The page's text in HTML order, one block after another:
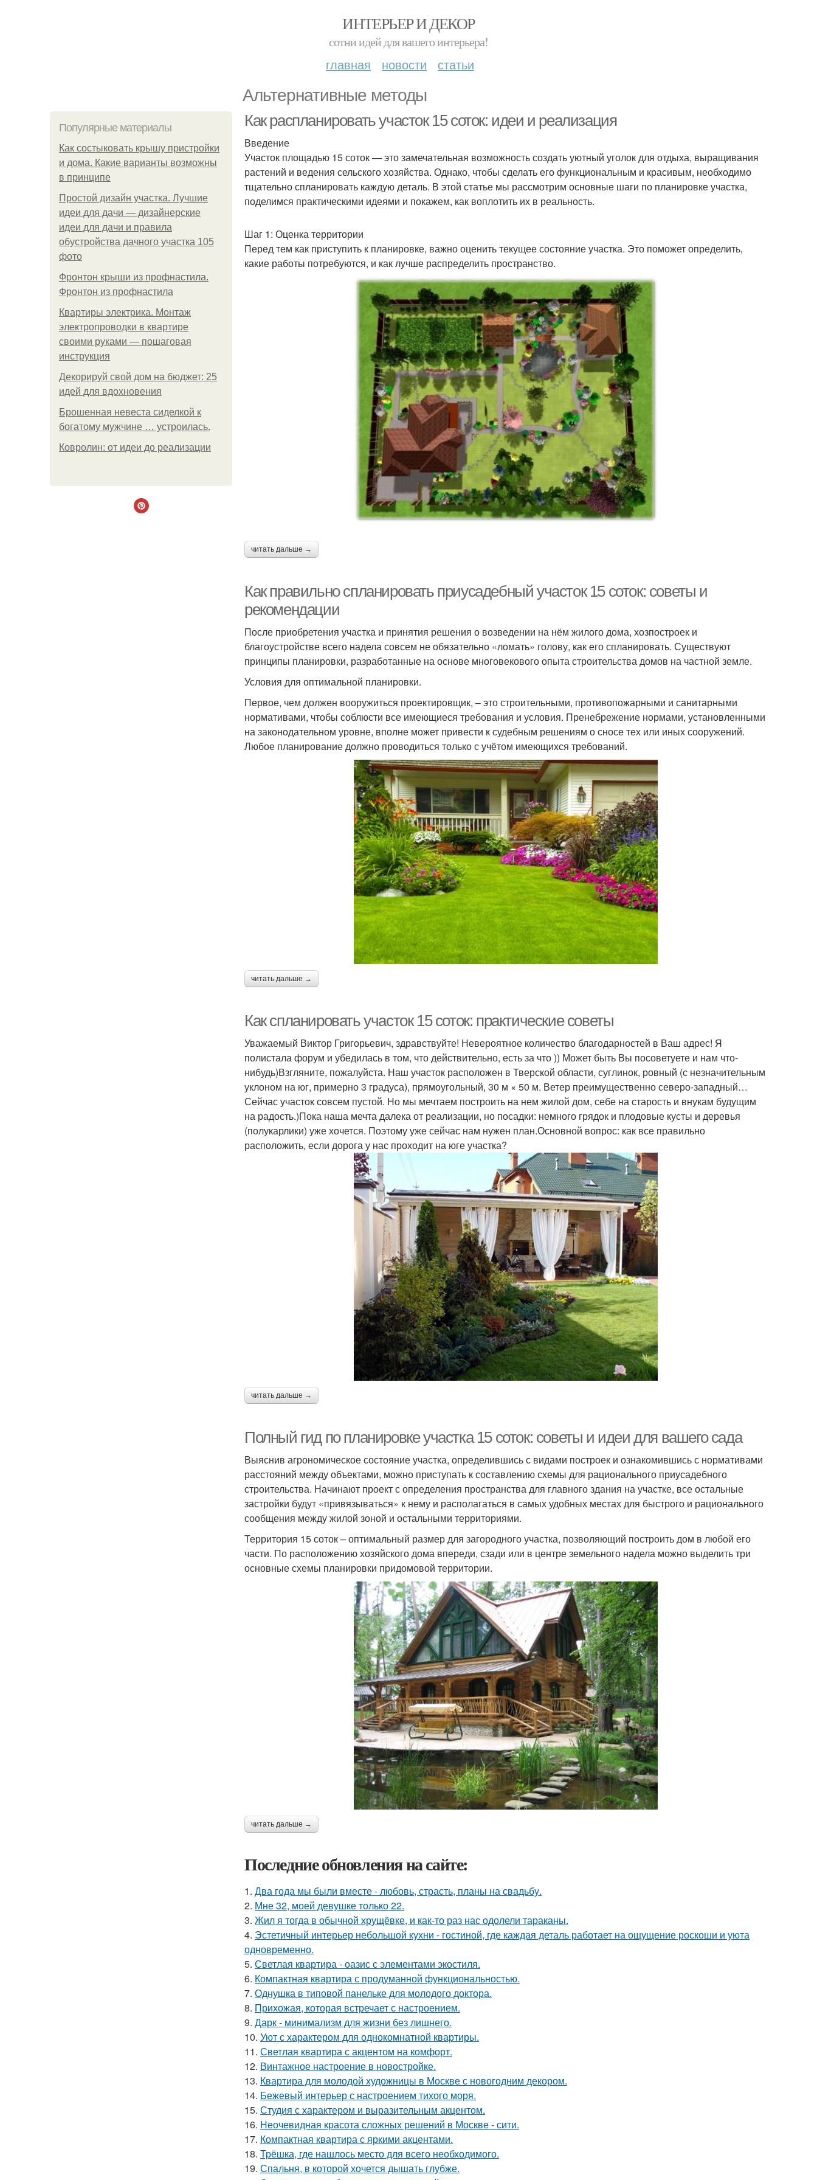
ИНТЕРЬЕР И ДЕКОР
сотни идей для вашего интерьера!
главная новости статьи
Альтернативные методы
Популярные материалы
Как состыковать крышу пристройки
и дома. Какие варианты возможны
в принципе
Простой дизайн участка. Лучшие
идеи для дачи — дизайнерские
идеи для дачи и правила
обустройства дачного участка 105
фото
Фронтон крыши из профнастила.
Фронтон из профнастила
Квартиры электрика. Монтаж
электропроводки в квартире
своими руками — пошаговая
инструкция
Декорируй свой дом на бюджет: 25
идей для вдохновения
Брошенная невеста сиделкой к
богатому мужчине … устроилась.
Ковролин: от идеи до реализации
Как распланировать участок 15 соток: идеи и реализация
Введение
Участок площадью 15 соток — это замечательная возможность создать уютный уголок для отдыха, выращивания
растений и ведения сельского хозяйства. Однако, чтобы сделать его функциональным и красивым, необходимо
тщательно спланировать каждую деталь. В этой статье мы рассмотрим основные шаги по планировке участка,
поделимся практическими идеями и покажем, как воплотить их в реальность.
Шаг 1: Оценка территории
Перед тем как приступить к планировке, важно оценить текущее состояние участка. Это поможет определить,
какие работы потребуются, и как лучше распределить пространство.
читать дальше →
Как правильно спланировать приусадебный участок 15 соток: советы и
рекомендации
После приобретения участка и принятия решения о возведении на нём жилого дома, хозпостроек и
благоустройстве всего надела совсем не обязательно «ломать» голову, как его спланировать. Существуют
принципы планировки, разработанные на основе многовекового опыта строительства домов на частной земле.
Условия для оптимальной планировки.
Первое, чем должен вооружиться проектировщик, – это строительными, противопожарными и санитарными
нормативами, чтобы соблюсти все имеющиеся требования и условия. Пренебрежение нормами, установленными
на законодательном уровне, вполне может привести к судебным решениям о сносе тех или иных сооружений.
Любое планирование должно проводиться только с учётом имеющихся требований.
читать дальше →
Как спланировать участок 15 соток: практические советы
Уважаемый Виктор Григорьевич, здравствуйте! Невероятное количество благодарностей в Ваш адрес! Я
полистала форум и убедилась в том, что действительно, есть за что )) Может быть Вы посоветуете и нам что-
нибудь)Взгляните, пожалуйста. Наш участок расположен в Тверской области, суглинок, ровный (с незначительным
уклоном на юг, примерно 3 градуса), прямоугольный, 30 м × 50 м. Ветер преимущественно северо-западный…
Сейчас участок совсем пустой. Но мы мечтаем построить на нем жилой дом, себе на старость и внукам будущим
на радость.)Пока наша мечта далека от реализации, но посадки: немного грядок и плодовые кусты и деревья
(полукарлики) уже хочется. Поэтому уже сейчас нам нужен план.Основной вопрос: как все правильно
расположить, если дорога у нас проходит на юге участка?
читать дальше →
Полный гид по планировке участка 15 соток: советы и идеи для вашего сада
Выяснив агрономическое состояние участка, определившись с видами построек и ознакомившись с нормативами
расстояний между объектами, можно приступать к составлению схемы для рационального приусадебного
строительства. Начинают проект с определения пространства для главного здания на участке, все остальные
застройки будут «привязываться» к нему и располагаться в самых удобных местах для быстрого и рационального
сообщения между жилой зоной и остальными территориями.
Территория 15 соток – оптимальный размер для загородного участка, позволяющий построить дом в любой его
части. По расположению хозяйского дома впереди, сзади или в центре земельного надела можно выделить три
основные схемы планировки придомовой территории.
читать дальше →
Последние обновления на сайте:
1. Два года мы были вместе - любовь, страсть, планы на свадьбу.
2. Мне 32, моей девушке только 22.
3. Жил я тогда в обычной хрущёвке, и как-то раз нас одолели тараканы.
4. Эстетичный интерьер небольшой кухни - гостиной, где каждая деталь работает на ощущение роскоши и уюта
одновременно.
5. Светлая квартира - оазис с элементами экостиля.
6. Компактная квартира с продуманной функциональностью.
7. Однушка в типовой панельке для молодого доктора.
8. Прихожая, которая встречает с настроением.
9. Дарк - минимализм для жизни без лишнего.
10. Уют с характером для однокомнатной квартиры.
11. Светлая квартира с акцентом на комфорт.
12. Винтажное настроение в новостройке.
13. Квартира для молодой художницы в Москве с новогодним декором.
14. Бежевый интерьер с настроением тихого моря.
15. Студия с характером и выразительным акцентом.
16. Неочевидная красота сложных решений в Москве - сити.
17. Компактная квартира с яркими акцентами.
18. Трёшка, где нашлось место для всего необходимого.
19. Спальня, в которой хочется дышать глубже.